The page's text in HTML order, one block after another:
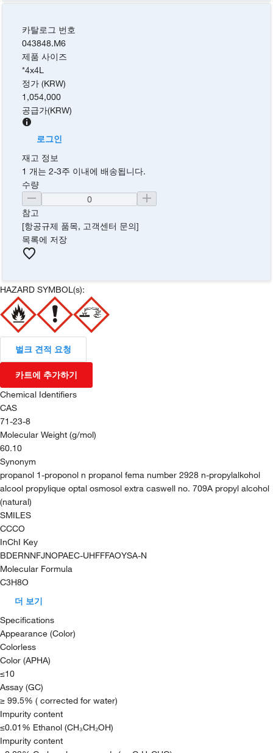
카탈로그 번호
043848.M6
제품 사이즈
*4x4L
정가 (KRW)
1,054,000
공급가(KRW)
로그인
재고 정보
1 개는 2-3주 이내에 배송됩니다.
수량
참고
[항공규제 품목, 고객센터 문의]
목록에 저장
HAZARD SYMBOL(s):
벌크 견적 요청
카트에 추가하기
Chemical Identifiers
CAS
71-23-8
Molecular Weight (g/mol)
60.10
Synonym
propanol 1-proponol n propanol fema number 2928 n-propylalkohol
alcool propylique optal osmosol extra caswell no. 709A propyl alcohol
(natural)
SMILES
CCCO
InChI Key
BDERNNFJNOPAEC-UHFFFAOYSA-N
Molecular Formula
C3H8O
더 보기
Specifications
Appearance (Color)
Colorless
Color (APHA)
≤10
Assay (GC)
≥ 99.5% ( corrected for water)
Impurity content
≤0.01% Ethanol (CH₃CH₂OH)
Impurity content